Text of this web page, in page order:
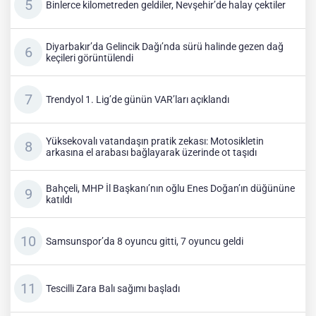
Binlerce kilometreden geldiler, Nevşehir’de halay çektiler
Diyarbakır’da Gelincik Dağı’nda sürü halinde gezen dağ
keçileri görüntülendi
Trendyol 1. Lig’de günün VAR’ları açıklandı
Yüksekovalı vatandaşın pratik zekası: Motosikletin
arkasına el arabası bağlayarak üzerinde ot taşıdı
Bahçeli, MHP İl Başkanı’nın oğlu Enes Doğan’ın düğününe
katıldı
Samsunspor’da 8 oyuncu gitti, 7 oyuncu geldi
Tescilli Zara Balı sağımı başladı